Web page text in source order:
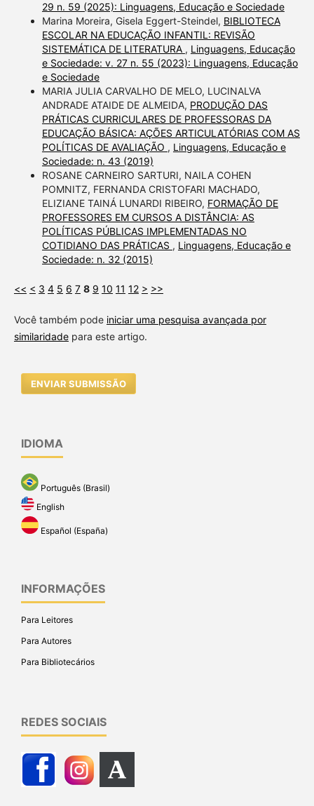
29 n. 59 (2025): Linguagens, Educação e Sociedade
Marina Moreira, Gisela Eggert-Steindel, BIBLIOTECA
ESCOLAR NA EDUCAÇÃO INFANTIL: REVISÃO
SISTEMÁTICA DE LITERATURA , Linguagens, Educação
e Sociedade: v. 27 n. 55 (2023): Linguagens, Educação
e Sociedade
MARIA JULIA CARVALHO DE MELO, LUCINALVA
ANDRADE ATAIDE DE ALMEIDA, PRODUÇÃO DAS
PRÁTICAS CURRICULARES DE PROFESSORAS DA
EDUCAÇÃO BÁSICA: AÇÕES ARTICULATÓRIAS COM AS
POLÍTICAS DE AVALIAÇÃO , Linguagens, Educação e
Sociedade: n. 43 (2019)
ROSANE CARNEIRO SARTURI, NAILA COHEN
POMNITZ, FERNANDA CRISTOFARI MACHADO,
ELIZIANE TAINÁ LUNARDI RIBEIRO, FORMAÇÃO DE
PROFESSORES EM CURSOS A DISTÂNCIA: AS
POLÍTICAS PÚBLICAS IMPLEMENTADAS NO
COTIDIANO DAS PRÁTICAS , Linguagens, Educação e
Sociedade: n. 32 (2015)
<< < 3 4 5 6 7 8 9 10 11 12 > >>
Você também pode iniciar uma pesquisa avançada por
similaridadepara este artigo.
ENVIAR SUBMISSÃO
IDIOMA
Português (Brasil)
English
Español (España)
INFORMAÇÕES
Para Leitores
Para Autores
Para Bibliotecários
REDES SOCIAIS